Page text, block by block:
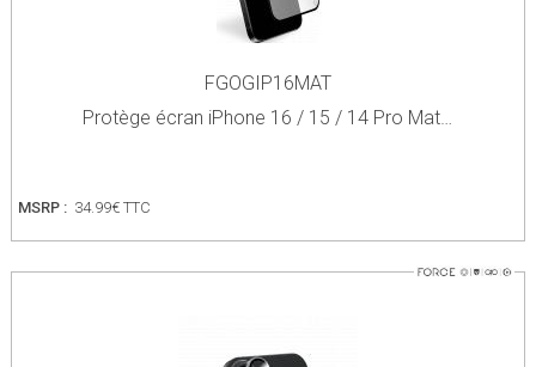
FGOGIP16MAT
Protège écran iPhone 16 / 15 / 14 Pro Mat…
MSRP : 34.99€ TTC